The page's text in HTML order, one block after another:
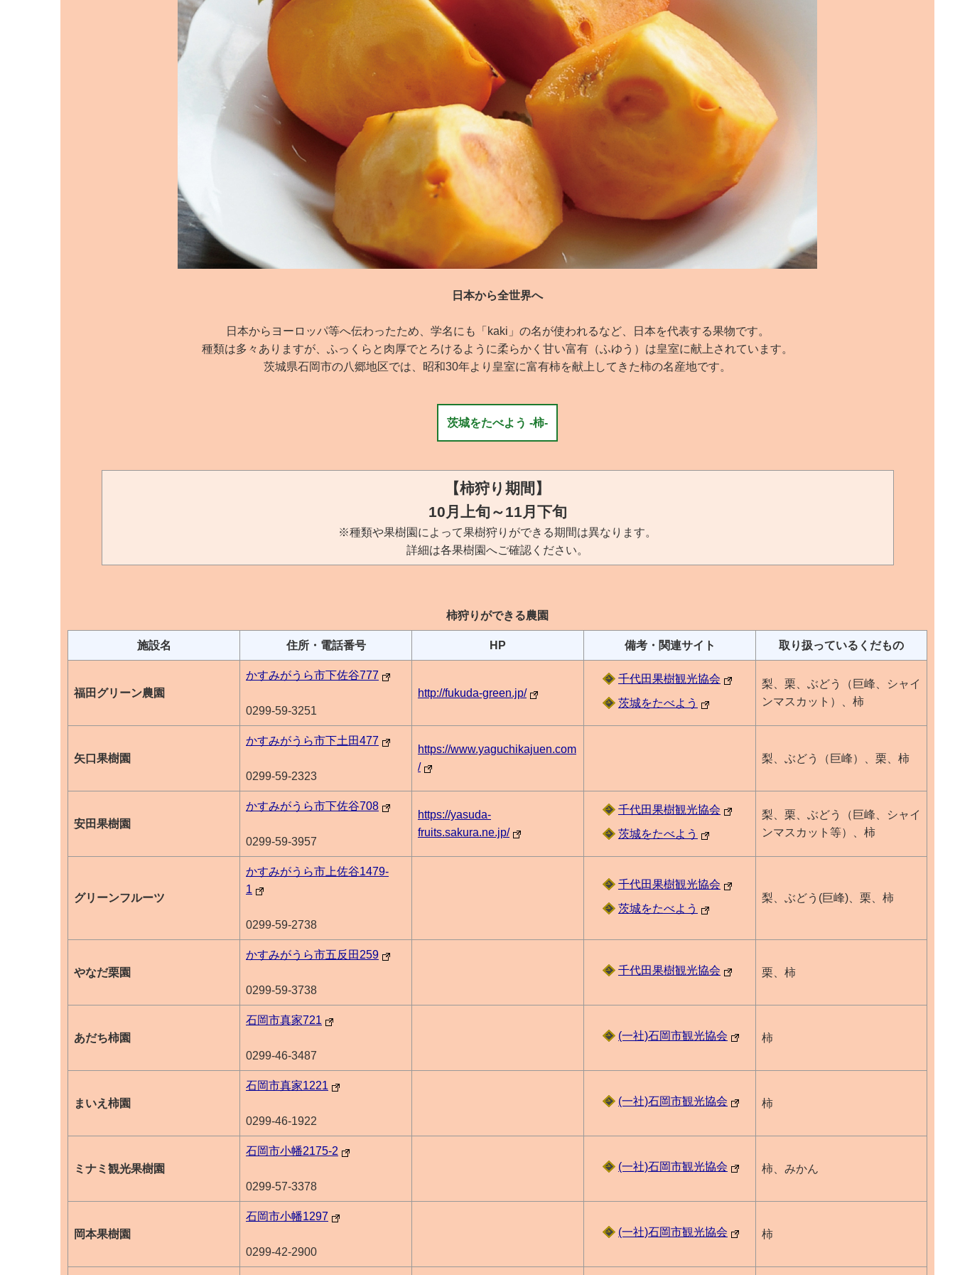
日本から全世界へ
日本からヨーロッパ等へ伝わったため、学名にも「kaki」の名が使われるなど、日本を代表する果物です。
種類は多々ありますが、ふっくらと肉厚でとろけるように柔らかく甘い富有（ふゆう）は皇室に献上されています。
茨城県石岡市の八郷地区では、昭和30年より皇室に富有柿を献上してきた柿の名産地です。
茨城をたべよう -柿-
【柿狩り期間】
10月上旬～11月下旬
※種類や果樹園によって果樹狩りができる期間は異なります。
詳細は各果樹園へご確認ください。
柿狩りができる農園
施設名 住所・電話番号 HP 備考・関連サイト 取り扱っているくだもの
福田グリーン農園
かすみがうら市下佐谷777
0299-59-3251
http://fukuda-green.jp/
千代田果樹観光協会
茨城をたべよう
梨、栗、ぶどう（巨峰、シャイ
ンマスカット）、柿
矢口果樹園
かすみがうら市下土田477
0299-59-2323
https://www.yaguchikajuen.com
/
梨、ぶどう（巨峰）、栗、柿
安田果樹園
かすみがうら市下佐谷708
0299-59-3957
https://yasuda-
fruits.sakura.ne.jp/
千代田果樹観光協会
茨城をたべよう
梨、栗、ぶどう（巨峰、シャイ
ンマスカット等）、柿
グリーンフルーツ
かすみがうら市上佐谷1479-
1
0299-59-2738
千代田果樹観光協会
茨城をたべよう
梨、ぶどう(巨峰)、栗、柿
やなだ栗園
かすみがうら市五反田259
0299-59-3738
千代田果樹観光協会 栗、柿
あだち柿園
石岡市真家721
0299-46-3487
(一社)石岡市観光協会 柿
まいえ柿園
石岡市真家1221
0299-46-1922
(一社)石岡市観光協会 柿
ミナミ観光果樹園
石岡市小幡2175-2
0299-57-3378
(一社)石岡市観光協会 柿、みかん
岡本果樹園
石岡市小幡1297
0299-42-2900
(一社)石岡市観光協会 柿